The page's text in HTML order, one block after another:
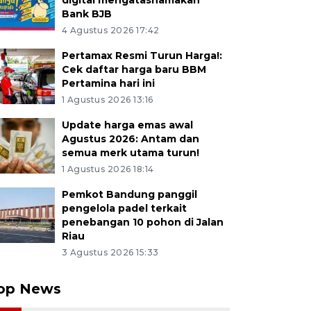
Bank BJB
4 Agustus 2026 17:42
Pertamax Resmi Turun Harga!:
Cek daftar harga baru BBM
Pertamina hari ini
1 Agustus 2026 13:16
Update harga emas awal
Agustus 2026: Antam dan
semua merk utama turun!
1 Agustus 2026 18:14
Pemkot Bandung panggil
pengelola padel terkait
penebangan 10 pohon di Jalan
Riau
3 Agustus 2026 15:33
News